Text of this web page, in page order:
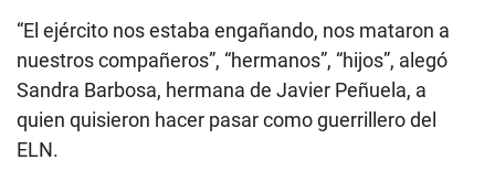
“El ejército nos estaba engañando, nos mataron a
nuestros compañeros”, “hermanos”, “hijos”, alegó
Sandra Barbosa, hermana de Javier Peñuela, a
quien quisieron hacer pasar como guerrillero del
ELN.